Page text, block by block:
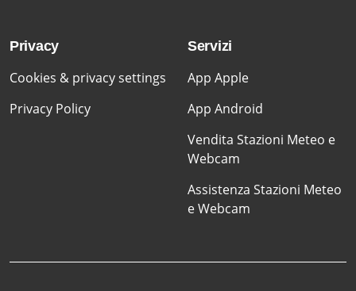
Privacy
Cookies & privacy settings
Privacy Policy
Servizi
App Apple
App Android
Vendita Stazioni Meteo e
Webcam
Assistenza Stazioni Meteo
e Webcam